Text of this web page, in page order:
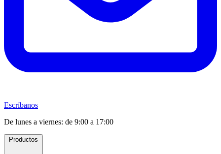
Escríbanos
De lunes a viernes: de 9:00 a 17:00
Productos